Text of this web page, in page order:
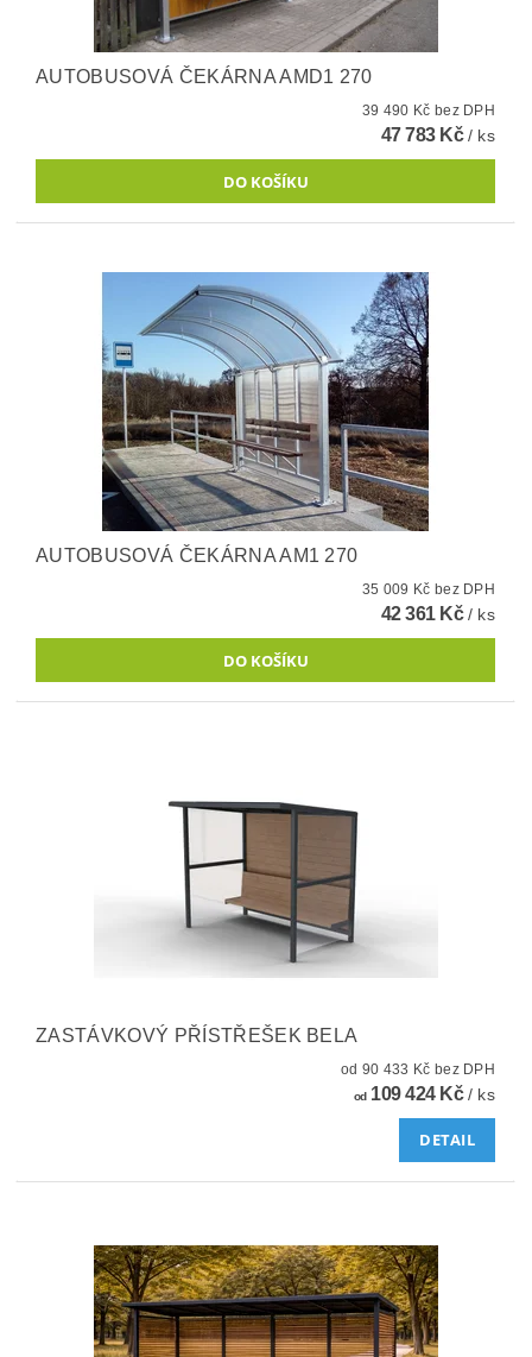
AUTOBUSOVÁ ČEKÁRNA AMD1 270
39 490 Kč bez DPH
47 783 Kč/ ks
AUTOBUSOVÁ ČEKÁRNA AM1 270
35 009 Kč bez DPH
42 361 Kč/ ks
ZASTÁVKOVÝ PŘÍSTŘEŠEK BELA
od 90 433 Kč bez DPH
od109 424 Kč/ ks
DETAIL